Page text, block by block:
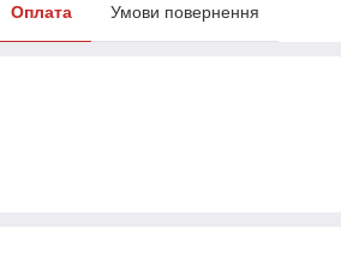
Оплата Умови повернення